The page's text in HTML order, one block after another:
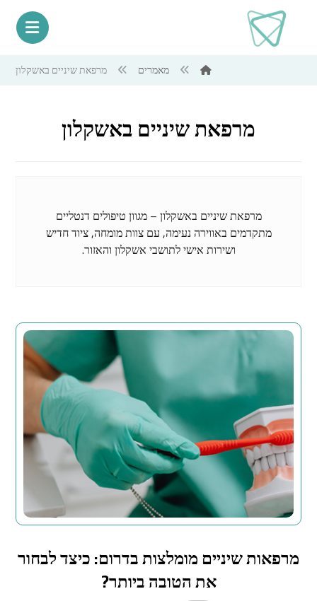
מאמרים מרפאת שיניים באשקלון
מרפאת שיניים באשקלון
מרפאת שיניים באשקלון – מגוון טיפולים דנטליים
מתקדמים באווירה נעימה, עם צוות מומחה, ציוד חדיש
ושירות אישי לתושבי אשקלון והאזור.
מרפאות שיניים מומלצות בדרום: כיצד לבחור
את הטובה ביותר?